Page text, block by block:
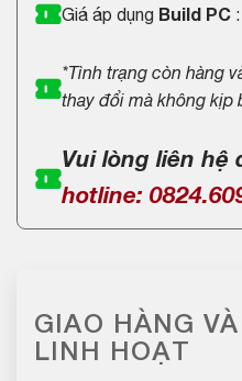
Giá áp dụng Build PC :
*Tình trạng còn hàng
thay đổi mà không kịp
Vui lòng liên hệ
hotline:
GIAO HÀNG
LINH HOẠT